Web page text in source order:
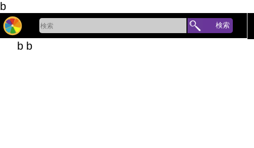
b
検索
b b